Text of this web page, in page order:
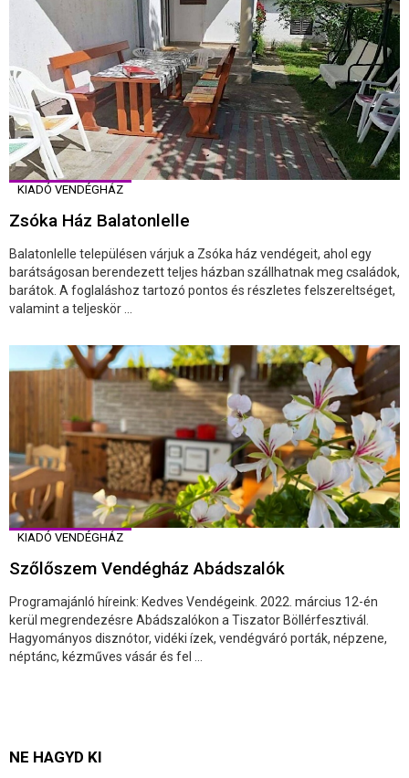
KIADÓ VENDÉGHÁZ
Zsóka Ház Balatonlelle
Balatonlelle településen várjuk a Zsóka ház vendégeit, ahol egy
barátságosan berendezett teljes házban szállhatnak meg családok,
barátok. A foglaláshoz tartozó pontos és részletes felszereltséget,
valamint a teljeskör ...
KIADÓ VENDÉGHÁZ
Szőlőszem Vendégház Abádszalók
Programajánló híreink: Kedves Vendégeink. 2022. március 12-én
kerül megrendezésre Abádszalókon a Tiszator Böllérfesztivál.
Hagyományos disznótor, vidéki ízek, vendégváró porták, népzene,
néptánc, kézműves vásár és fel ...
NE HAGYD KI